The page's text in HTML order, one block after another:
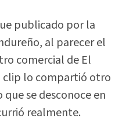
publicado por la
al parecer el
comercial de El
clip lo compartió otro
se desconoce en
realmente.